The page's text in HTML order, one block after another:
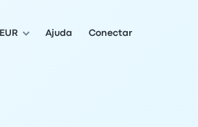
EUR Ajuda Conectar